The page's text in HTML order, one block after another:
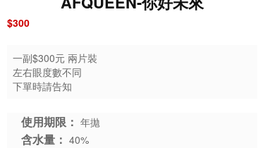
$300
一副$300元 兩片裝
左右眼度數不同
下單時請告知
使用期限： 年拋
含水量： 40%